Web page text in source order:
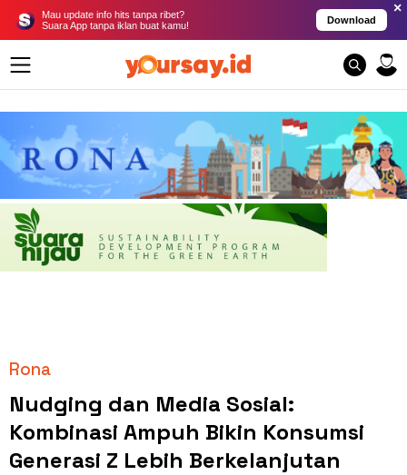
Mau update info hits tanpa ribet?
Suara App tanpa iklan buat kamu!
Download
×
Rona
Nudging dan Media Sosial:
Kombinasi Ampuh Bikin Konsumsi
Generasi Z Lebih Berkelanjutan